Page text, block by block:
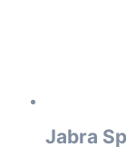
Jabra